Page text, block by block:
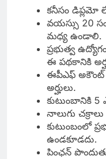
కనీసం డిప్లమో
వయస్సు 20
మధ్య ఉండాలి.
ప్రభుత్వ
ఈ పథకానికి
ఈపీఎఫ్
అర్హులు.
కుటుంబానికి
నాలుగు
కుటుంబంలో
ఉండకూడదు.
పింఛన్